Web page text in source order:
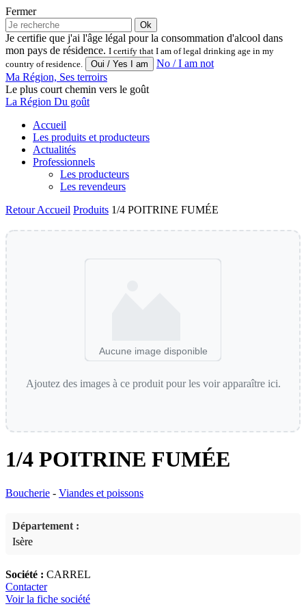
Fermer
Ok
Je certifie que j'ai l'âge légal pour la consommation d'alcool dans
mon pays de résidence. I certify that I am of legal drinking age in my
country of residence.
No / I am not
Ma Région, Ses terroirs
Le plus court chemin vers le goût
La Région Du goût
Accueil
Les produits et producteurs
Actualités
Professionnels
Les producteurs
Les revendeurs
RetourAccueil Produits 1/4 POITRINE FUMÉE
Aucune image disponible
Ajoutez des images à ce produit pour les voir apparaître ici.
1/4 POITRINE FUMÉE
Boucherie - Viandes et poissons
Département :
Isère
Société : CARREL
Contacter
Voir la fiche société